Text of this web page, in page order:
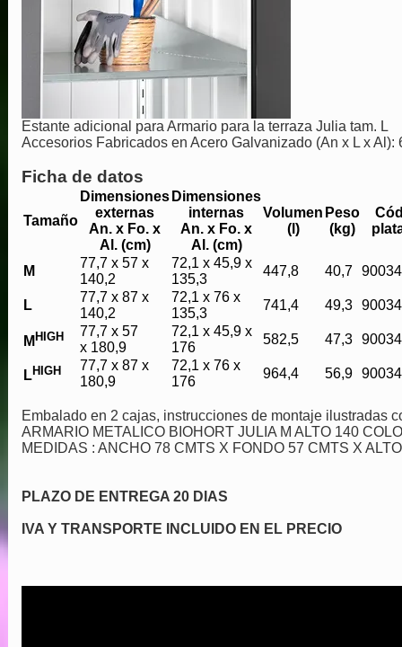
Estante adicional para Armario para la terraza Julia tam. L
Accesorios Fabricados en Acero Galvanizado (An x L x Al):
Ficha de datos
Tamaño
Dimensiones
externas
An. x Fo. x
Al. (cm)
Dimensiones
internas
An. x Fo. x
Al. (cm)
Volumen
(l)
Peso
(kg)
M
77,7 x 57 x
140,2
72,1 x 45,9 x
135,3
447,8 40,7
L
77,7 x 87 x
140,2
72,1 x 76 x
135,3
741,4 49,3
MHIGH
77,7 x 57
x 180,9
72,1 x 45,9 x
176
582,5 47,3
LHIGH
77,7 x 87 x
180,9
72,1 x 76 x
176
964,4 56,9
Embalado en 2 cajas, instrucciones de montaje ilustradas
ARMARIO METALICO BIOHORT JULIA M ALTO 140
MEDIDAS : ANCHO 78 CMTS X FONDO 57 CMTS X
PLAZO DE ENTREGA 20 DIAS
IVA Y TRANSPORTE INCLUIDO EN EL PRECIO